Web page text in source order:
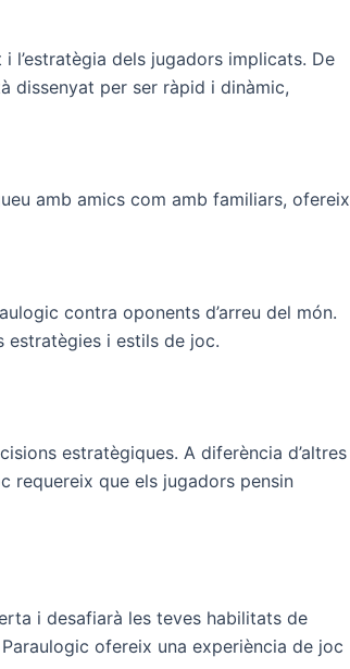
l’estratègia dels jugadors implicats. De
dissenyat per ser ràpid i dinàmic,
amb amics com amb familiars, ofereix
contra oponents d’arreu del món.
estratègies i estils de joc.
estratègiques. A diferència d’altres
requereix que els jugadors pensin
i desafiarà les teves habilitats de
ofereix una experiència de joc